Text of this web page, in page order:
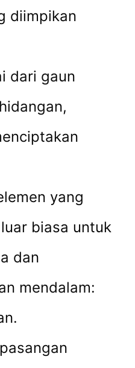
diimpikan
dari gaun
yang
biasa untuk
dan
mendalam: